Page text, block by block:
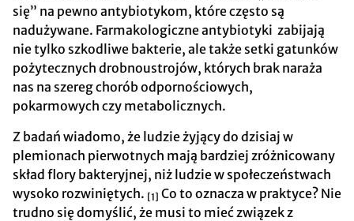
się” na pewno antybiotykom, które często są
nadużywane. Farmakologiczne antybiotyki zabijają
nie tylko szkodliwe bakterie, ale także setki gatunków
pożytecznych drobnoustrojów, których brak naraża
nas na szereg chorób odpornościowych,
pokarmowych czy metabolicznych.
Z badań wiadomo, że ludzie żyjący do dzisiaj w
plemionach pierwotnych mają bardziej zróżnicowany
skład flory bakteryjnej, niż ludzie w społeczeństwach
wysoko rozwiniętych. [1] Co to oznacza w praktyce? Nie
trudno się domyślić, że musi to mieć związek z